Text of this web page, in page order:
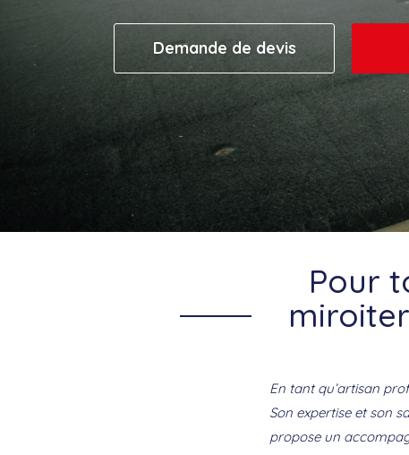
Demande de devis
Pour
En tant qu’artisan
Son expertise et son
propose un